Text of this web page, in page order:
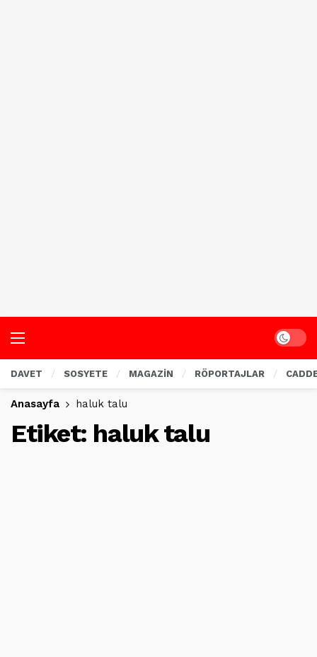
Dark
DAVET SOSYETE MAGAZİN RÖPORTAJLAR
Anasayfa haluk talu
Etiket: haluk talu